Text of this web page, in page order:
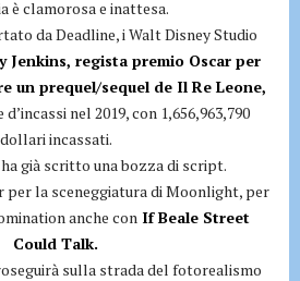
è clamorosa e inattesa.
da Deadline, i Walt Disney Studio
Jenkins, regista premio Oscar per
un prequel/sequel de Il Re Leone,
nel 2019, con 1,656,963,790
dollari incassati.
ha già scritto una bozza di script.
per la sceneggiatura di Moonlight, per
anche conIf Beale Street
Could Talk.
sulla strada del fotorealismo